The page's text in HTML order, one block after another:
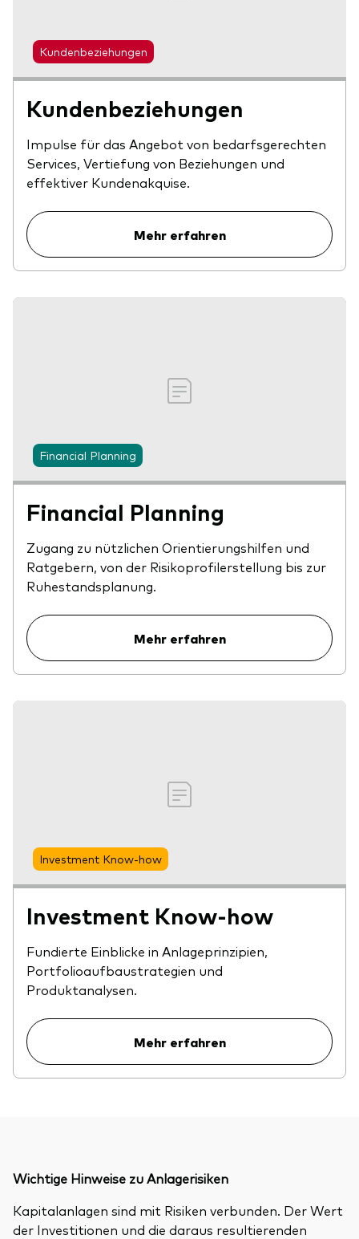
Kundenbeziehungen
Kundenbeziehungen
Impulse für das Angebot von bedarfsgerechten
Services, Vertiefung von Beziehungen und
effektiver Kundenakquise.
Mehr erfahren
Financial Planning
Financial Planning
Zugang zu nützlichen Orientierungshilfen und
Ratgebern, von der Risikoprofilerstellung bis zur
Ruhestandsplanung.
Mehr erfahren
Investment Know-how
Investment Know-how
Fundierte Einblicke in Anlageprinzipien,
Portfolioaufbaustrategien und
Produktanalysen.
Mehr erfahren
Wichtige Hinweise zu Anlagerisiken
Kapitalanlagen sind mit Risiken verbunden. Der Wert
der Investitionen und die daraus resultierenden